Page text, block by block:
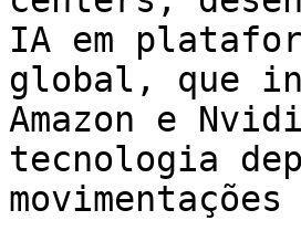
IA em
global, que
Amazon e
tecnologia